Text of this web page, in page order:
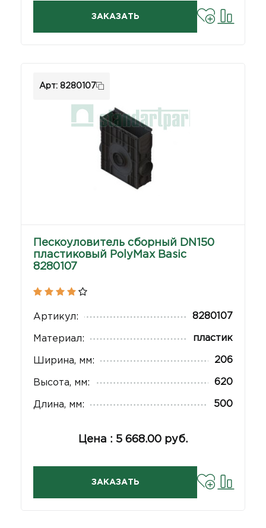
ЗАКАЗАТЬ
Арт: 8280107
Пескоуловитель сборный DN150
пластиковый PolyMax Basic
8280107
Артикул: 8280107
Материал: пластик
Ширина, мм: 206
Высота, мм: 620
Длина, мм: 500
Цена : 5 668.00 руб.
ЗАКАЗАТЬ